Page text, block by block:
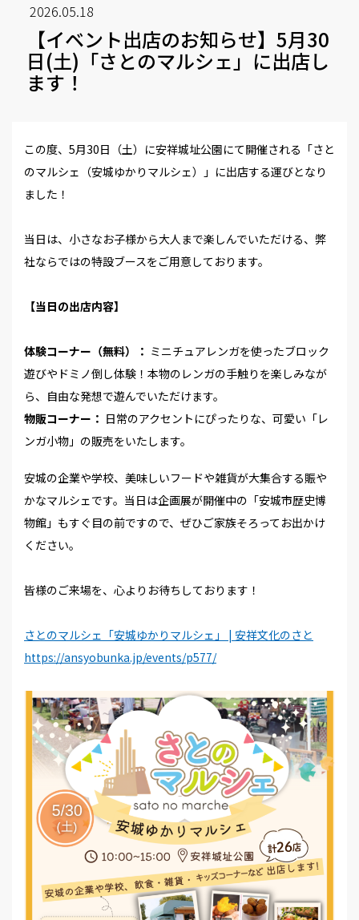
2026.05.18
【イベント出店のお知らせ】5月30
日(土)「さとのマルシェ」に出店し
ます！
この度、5月30日（土）に安祥城址公園にて開催される「さと
のマルシェ（安城ゆかりマルシェ）」に出店する運びとなり
ました！
当日は、小さなお子様から大人まで楽しんでいただける、弊
社ならではの特設ブースをご用意しております。
【当日の出店内容】
体験コーナー（無料）： ミニチュアレンガを使ったブロック
遊びやドミノ倒し体験！本物のレンガの手触りを楽しみなが
ら、自由な発想で遊んでいただけます。
物販コーナー： 日常のアクセントにぴったりな、可愛い「レ
ンガ小物」の販売をいたします。
安城の企業や学校、美味しいフードや雑貨が大集合する賑や
かなマルシェです。当日は企画展が開催中の「安城市歴史博
物館」もすぐ目の前ですので、ぜひご家族そろってお出かけ
ください。
皆様のご来場を、心よりお待ちしております！
さとのマルシェ「安城ゆかりマルシェ」 | 安祥文化のさと
https://ansyobunka.jp/events/p577/